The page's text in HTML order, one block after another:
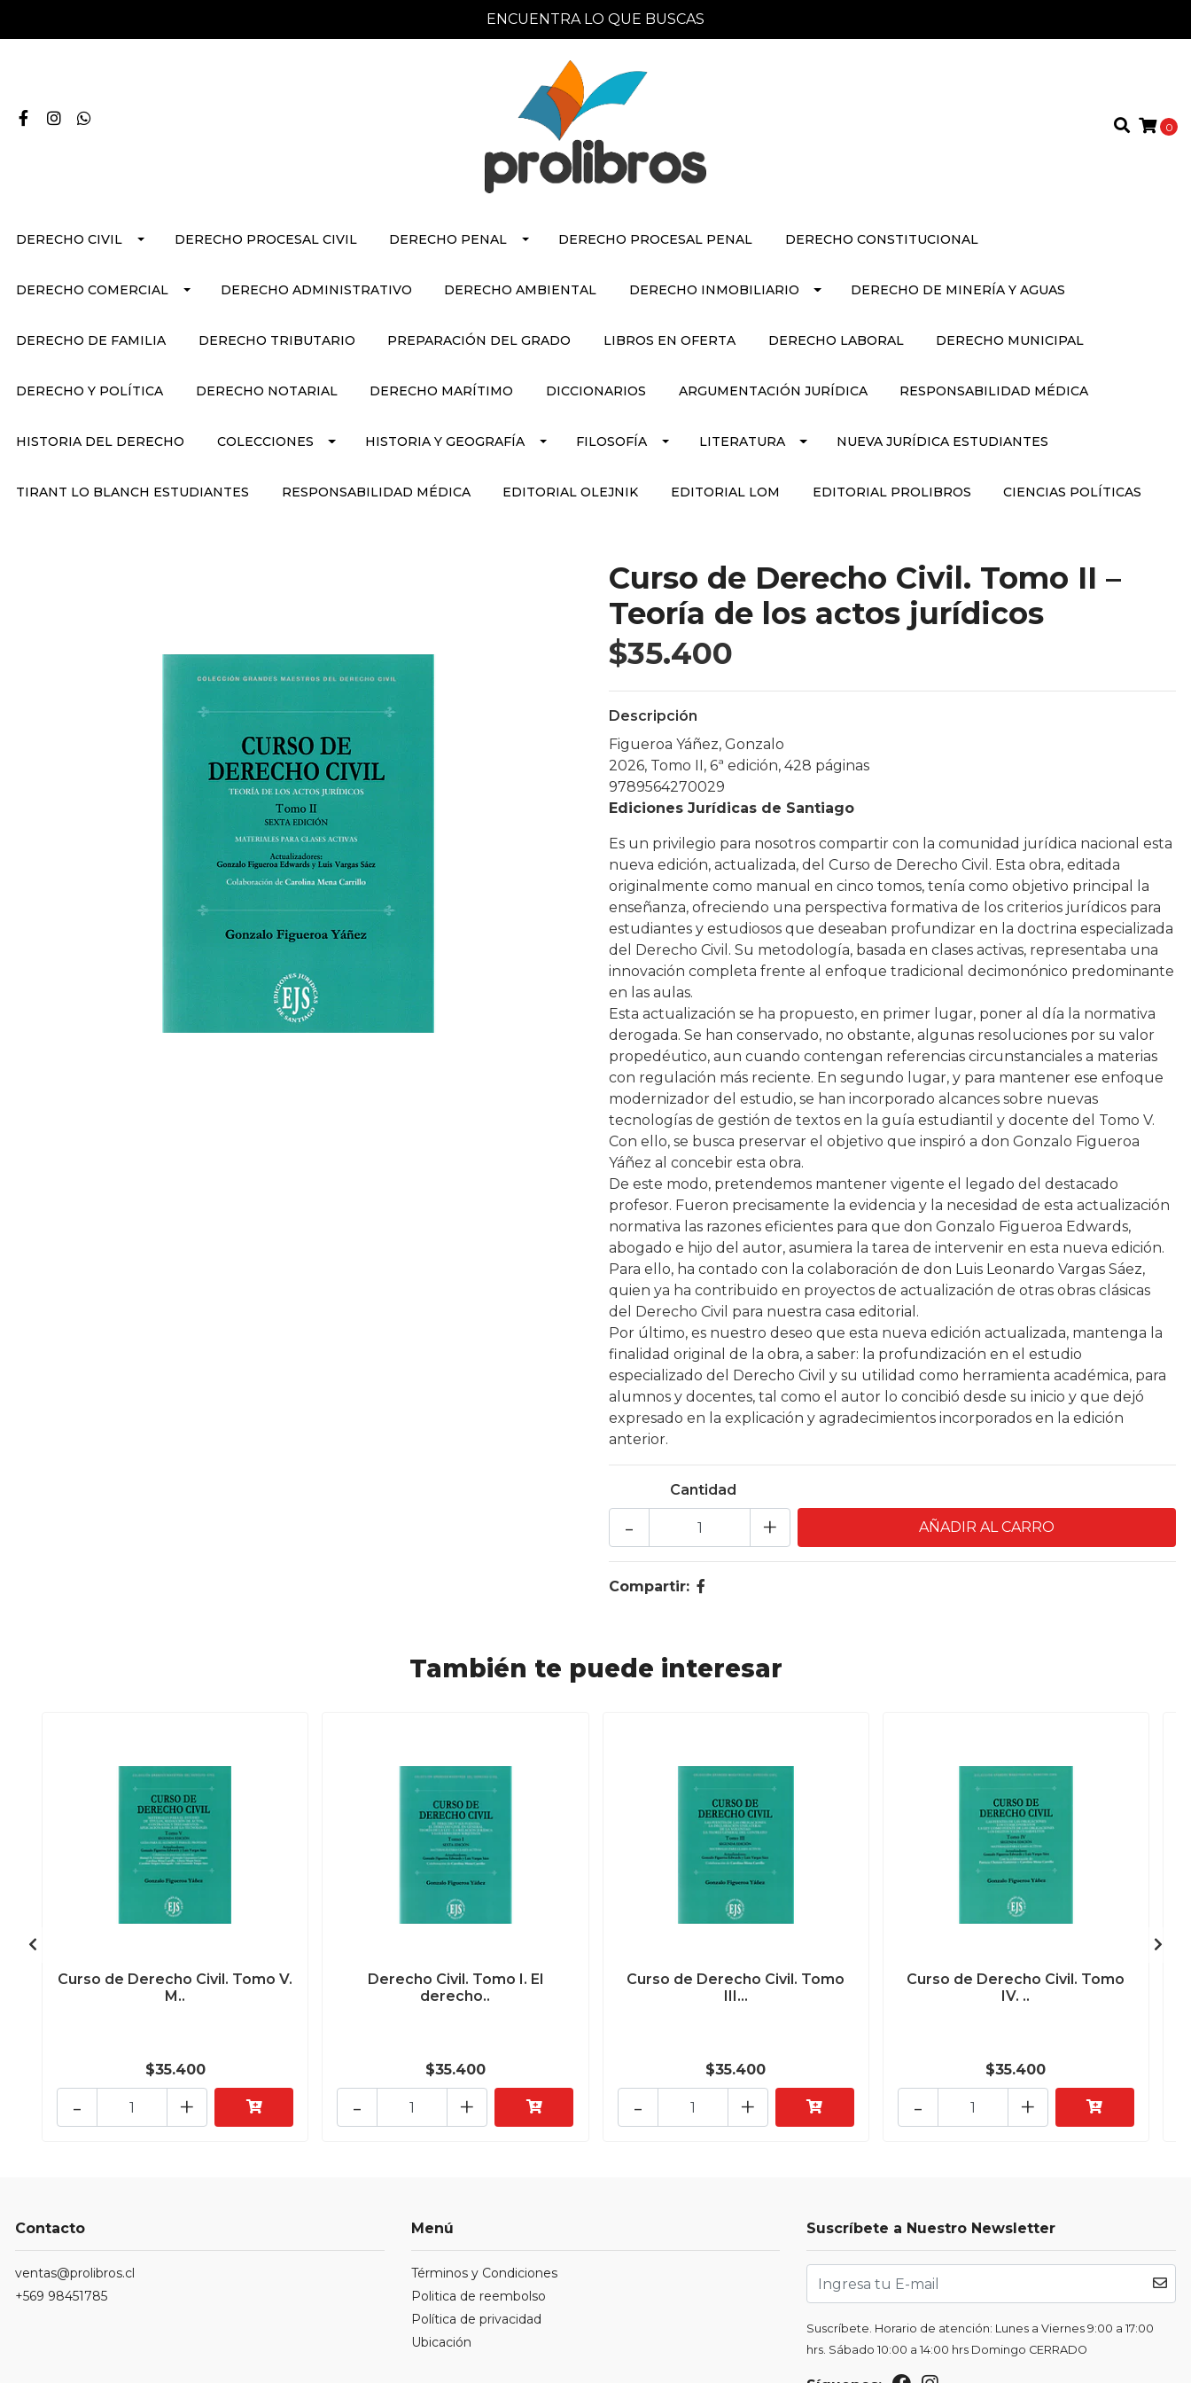
ENCUENTRA LO QUE BUSCAS
0
DERECHO CIVIL DERECHO PROCESAL CIVIL DERECHO PENAL DERECHO PROCESAL PENAL DERECHO CONSTITUCIONAL
DERECHO COMERCIAL DERECHO ADMINISTRATIVO DERECHO AMBIENTAL DERECHO INMOBILIARIO DERECHO DE MINERÍA Y AGUAS
DERECHO DE FAMILIA DERECHO TRIBUTARIO PREPARACIÓN DEL GRADO LIBROS EN OFERTA DERECHO LABORAL DERECHO MUNICIPAL
DERECHO Y POLÍTICA DERECHO NOTARIAL DERECHO MARÍTIMO DICCIONARIOS ARGUMENTACIÓN JURÍDICA RESPONSABILIDAD MÉDICA
HISTORIA DEL DERECHO COLECCIONES HISTORIA Y GEOGRAFÍA FILOSOFÍA LITERATURA NUEVA JURÍDICA ESTUDIANTES
TIRANT LO BLANCH ESTUDIANTES RESPONSABILIDAD MÉDICA EDITORIAL OLEJNIK EDITORIAL LOM EDITORIAL PROLIBROS CIENCIAS POLÍTICAS
Curso de Derecho Civil. Tomo II –
Teoría de los actos jurídicos
$35.400
Descripción
Figueroa Yáñez, Gonzalo
2026, Tomo II, 6ª edición, 428 páginas
9789564270029
Ediciones Jurídicas de Santiago
Es un privilegio para nosotros compartir con la comunidad jurídica nacional esta
nueva edición, actualizada, del Curso de Derecho Civil. Esta obra, editada
originalmente como manual en cinco tomos, tenía como objetivo principal la
enseñanza, ofreciendo una perspectiva formativa de los criterios jurídicos para
estudiantes y estudiosos que deseaban profundizar en la doctrina especializada
del Derecho Civil. Su metodología, basada en clases activas, representaba una
innovación completa frente al enfoque tradicional decimonónico predominante
en las aulas.
Esta actualización se ha propuesto, en primer lugar, poner al día la normativa
derogada. Se han conservado, no obstante, algunas resoluciones por su valor
propedéutico, aun cuando contengan referencias circunstanciales a materias
con regulación más reciente. En segundo lugar, y para mantener ese enfoque
modernizador del estudio, se han incorporado alcances sobre nuevas
tecnologías de gestión de textos en la guía estudiantil y docente del Tomo V.
Con ello, se busca preservar el objetivo que inspiró a don Gonzalo Figueroa
Yáñez al concebir esta obra.
De este modo, pretendemos mantener vigente el legado del destacado
profesor. Fueron precisamente la evidencia y la necesidad de esta actualización
normativa las razones eficientes para que don Gonzalo Figueroa Edwards,
abogado e hijo del autor, asumiera la tarea de intervenir en esta nueva edición.
Para ello, ha contado con la colaboración de don Luis Leonardo Vargas Sáez,
quien ya ha contribuido en proyectos de actualización de otras obras clásicas
del Derecho Civil para nuestra casa editorial.
Por último, es nuestro deseo que esta nueva edición actualizada, mantenga la
finalidad original de la obra, a saber: la profundización en el estudio
especializado del Derecho Civil y su utilidad como herramienta académica, para
alumnos y docentes, tal como el autor lo concibió desde su inicio y que dejó
expresado en la explicación y agradecimientos incorporados en la edición
anterior.
Cantidad
+
-
Compartir:
También te puede interesar
Curso de Derecho Civil. Tomo V.
M..
$35.400
+
-
Derecho Civil. Tomo I. El
derecho..
$35.400
+
-
Curso de Derecho Civil. Tomo
III...
$35.400
+
-
Curso de Derecho Civil. Tomo
IV. ..
$35.400
+
-
Contacto
ventas@prolibros.cl
+569 98451785
Menú
Términos y Condiciones
Politica de reembolso
Política de privacidad
Ubicación
Suscríbete a Nuestro Newsletter
Suscríbete. Horario de atención: Lunes a Viernes 9:00 a 17:00
hrs. Sábado 10:00 a 14:00 hrs Domingo CERRADO